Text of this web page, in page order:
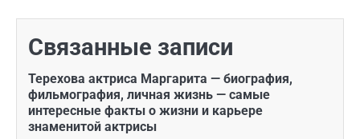
Связанные записи
Терехова актриса Маргарита — биография,
фильмография, личная жизнь — самые
интересные факты о жизни и карьере
знаменитой актрисы